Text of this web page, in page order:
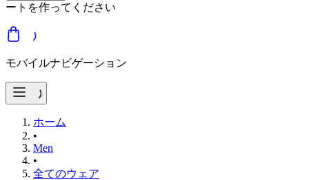
ートを作ってください
モバイルナビゲーション
ホーム
•
Men
•
全てのウェア